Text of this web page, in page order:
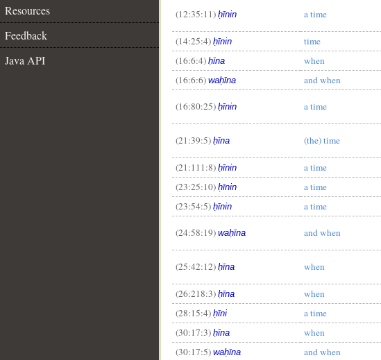
Resources
Feedback
Java API
(12:35:11) ḥīnin a time
(14:25:4) ḥīnin time
(16:6:4) ḥīna when
(16:6:6) waḥīna and when
(16:80:25) ḥīnin a time
(21:39:5) ḥīna (the) time
(21:111:8) ḥīnin a time
(23:25:10) ḥīnin a time
(23:54:5) ḥīnin a time
(24:58:19) waḥīna and when
(25:42:12) ḥīna when
(26:218:3) ḥīna when
(28:15:4) ḥīni a time
(30:17:3) ḥīna when
(30:17:5) waḥīna and when